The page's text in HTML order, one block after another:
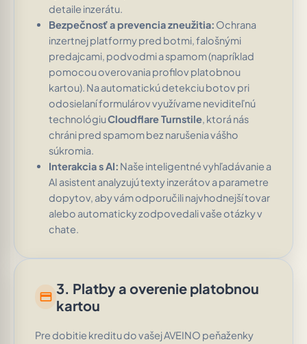
detaile inzerátu.
Bezpečnosť a prevencia zneužitia: Ochrana
inzertnej platformy pred botmi, falošnými
predajcami, podvodmi a spamom (napríklad
pomocou overovania profilov platobnou
kartou). Na automatickú detekciu botov pri
odosielaní formulárov využívame neviditeľnú
technológiuCloudflare Turnstile, ktorá nás
chráni pred spamom bez narušenia vášho
súkromia.
Interakcia s AI: Naše inteligentné vyhľadávanie a
AI asistent analyzujú texty inzerátov a parametre
dopytov, aby vám odporučili najvhodnejší tovar
alebo automaticky zodpovedali vaše otázky v
chate.
credit_card 3. Platby a overenie platobnou
kartou
Pre dobitie kreditu do vašej AVEINO peňaženky